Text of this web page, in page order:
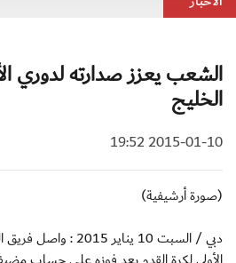
الشعب يعزز صدارته لدوري
الخليج
2015-01-10 19:52
(صورة أرشيفية)
دبي / السبت 10 يناير